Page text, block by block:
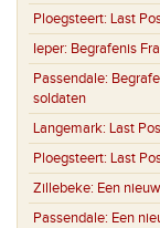
Ploegsteert: Last
Ieper: Begrafenis
Passendale:
soldaten
Langemark: Last
Ploegsteert: Last
Zillebeke: Een
Passendale: Een